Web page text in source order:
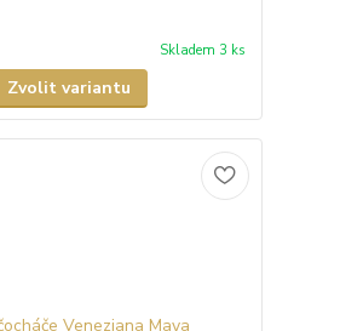
Skladem 3 ks
Zvolit variantu